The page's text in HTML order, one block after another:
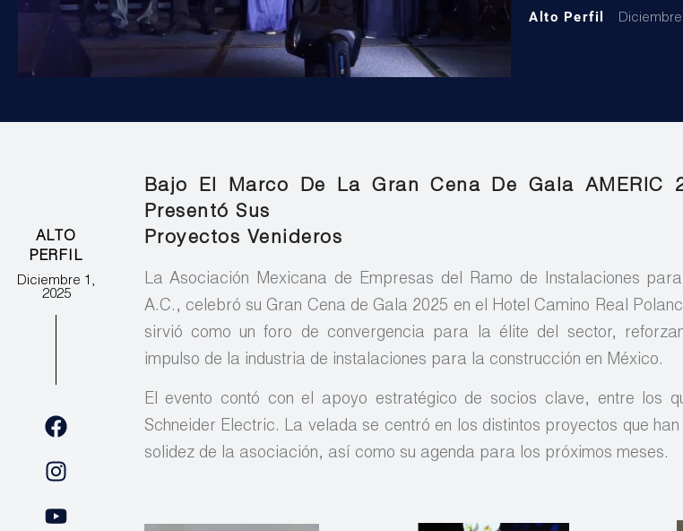
Alto Perfil
ALTO
PERFIL
Diciembre 1,
2025
Bajo El Marco De La Gran Cena De Gala AMERIC
Presentó Sus
Proyectos Venideros
La Asociación Mexicana de Empresas del Ramo de Instalaciones
A.C., celebró su Gran Cena de Gala 2025 en el Hotel Camino Real
sirvió como un foro de convergencia para la élite del sector,
impulso de la industria de instalaciones para la construcción en México.
El evento contó con el apoyo estratégico de socios clave, entre los
Schneider Electric. La velada se centró en los distintos proyectos que
solidez de la asociación, así como su agenda para los próximos meses.